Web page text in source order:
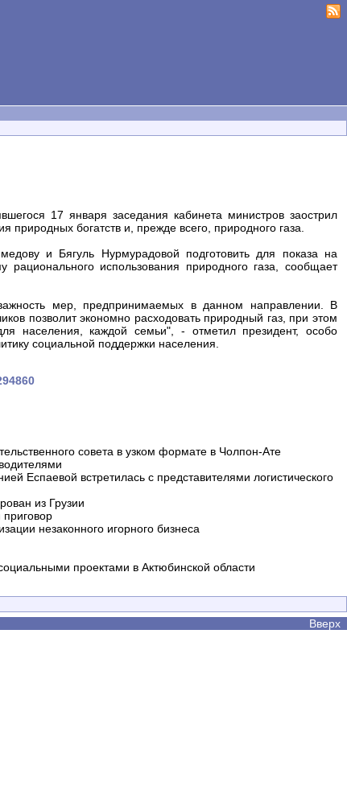
17 января заседания кабинета министров заострил
богатств и, прежде всего, природного газа.
и Бягуль Нурмурадовой подготовить для показа на
использования природного газа, сообщает
мер, предпринимаемых в данном направлении. В
позволит экономно расходовать природный газ, при этом
населения, каждой семьи", - отметил президент, особо
социальной поддержки населения.
совета в узком формате в Чолпон-Ате
Еспаевой встретилась с представителями логистического
из Грузии
незаконного игорного бизнеса
проектами в Актюбинской области
Вверх